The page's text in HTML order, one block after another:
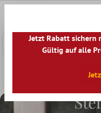
Jetzt Rabatt sichern
Gültig auf alle